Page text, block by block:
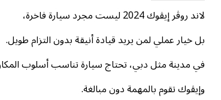
لاند روڤر إيڤوك 2024 ليست مجرد سيارة فاخرة،
بل خيار عملي لمن يريد قيادة أنيقة بدون التزام طويل.
في مدينة مثل دبي، تحتاج سيارة تناسب أسلوب
وإيڤوك تقوم بالمهمة دون مبالغة.